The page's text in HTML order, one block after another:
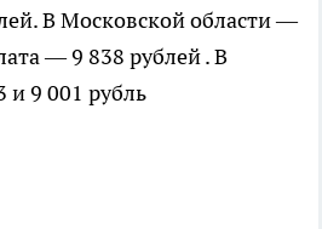
В Московской области —
— 9 838 рублей . В
9 001 рубль